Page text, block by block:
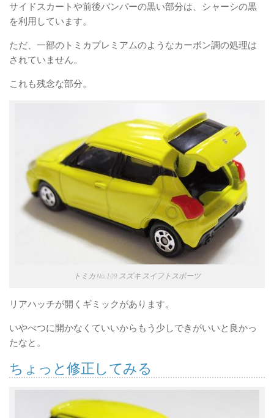
サイドスカートや前後バンパーの黒い部分は、シャーシの黒
を利用しています。
ただ、一部のトミカプレミアムのようなカーボン調の処理は
されていません。
これも残念な部分。
トミカ No.109 スズキ スイフトスポーツ
リアハッチが開くギミックがあります。
いやべつに開かなくていいからもう少しできがいいと良かっ
たなと。
ちょっと修正してみる